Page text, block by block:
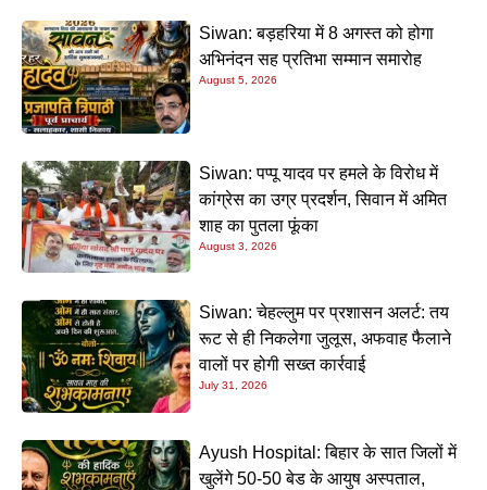
Siwan: बड़हरिया में 8 अगस्त को होगा
अभिनंदन सह प्रतिभा सम्मान समारोह
August 5, 2026
Siwan: पप्पू यादव पर हमले के विरोध में
कांग्रेस का उग्र प्रदर्शन, सिवान में अमित
शाह का पुतला फूंका
August 3, 2026
Siwan: चेहल्लुम पर प्रशासन अलर्ट: तय
रूट से ही निकलेगा जुलूस, अफवाह फैलाने
वालों पर होगी सख्त कार्रवाई
July 31, 2026
Ayush Hospital: बिहार के सात जिलों में
खुलेंगे 50-50 बेड के आयुष अस्पताल,